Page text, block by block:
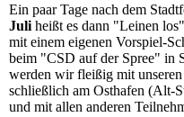
Ein paar Tage nach dem
Juli heißt es dann "Leinen
mit einem eigenen Vorspiel-
beim "CSD auf der Spree" in
werden wir fleißig mit
schließlich am Osthafen (Alt-
und mit allen anderen